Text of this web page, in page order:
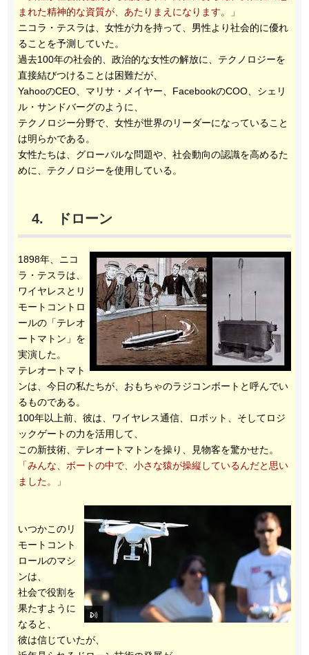
まれた精神的な資質が、あたりまえになります。」
ニコラ・テスラは、女性が力を持って、男性より社会的に優れ
ることを予測していた。
過去100年の社会的、政治的な女性の解放に、テクノロジーを
直接結びつけることは困難だが、
YahooのCEO、マリサ・メイヤー、FacebookのCOO、シェリ
ル・サンドバーグのように、
テクノロジー分野で、女性が世界のリーダーになっていること
は明らかである。
女性たちは、グローバルな問題や、社会動向の認識を高めるた
めに、テクノロジーを使用している。
4. ドローン
1898年、ニコ
ラ・テスラは、
ワイヤレスとリ
モートコントロ
ールの「テレオ
ートマトン」を
実演した。
テレオートマト
ンは、今日の私たちが、おもちゃのラジコンボートと呼んでい
るものである。
100年以上前、彼は、ワイヤレス通信、ロボット、そしてロジ
ックゲートの力を活用して、
この新技術、テレオートマトンを操り、見物客を驚かせた。
「みんな、ボートの中で、小さな猿が操縦しているんだと思い
ました。」
いつかこのリ
モートコント
ロールのマシ
ンは、
社会で役割を
果たすように
なると、
彼は信じていたが、